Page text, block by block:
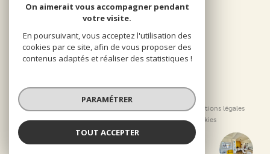
Orm'Immo
Nos honoraires
Nos partenaires
Mentions légales
Admin
Politique RGPD Cookies
Réalisé par :
On aimerait vous accompagner pendant
votre visite.
En poursuivant, vous acceptez l'utilisation des
cookies par ce site, afin de vous proposer des
contenus adaptés et réaliser des statistiques !
PARAMÉTRER
TOUT ACCEPTER